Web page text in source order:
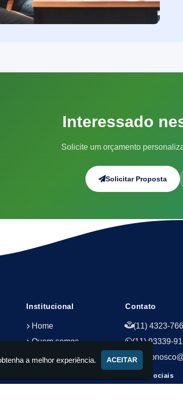
Interessado
Solicite um orçamento
Solicitar Proposta
Institucional
Home
Quem somos
Serviços
Contato
(11) 4323-
(11) 93339-
Redes Sociais
a melhor experiência. ACEITAR